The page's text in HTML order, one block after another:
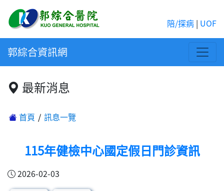
陪/探病 | UOF
郭綜合資訊網
最新消息
首頁 訊息一覽
115年健檢中心國定假日門診資訊
2026-02-03